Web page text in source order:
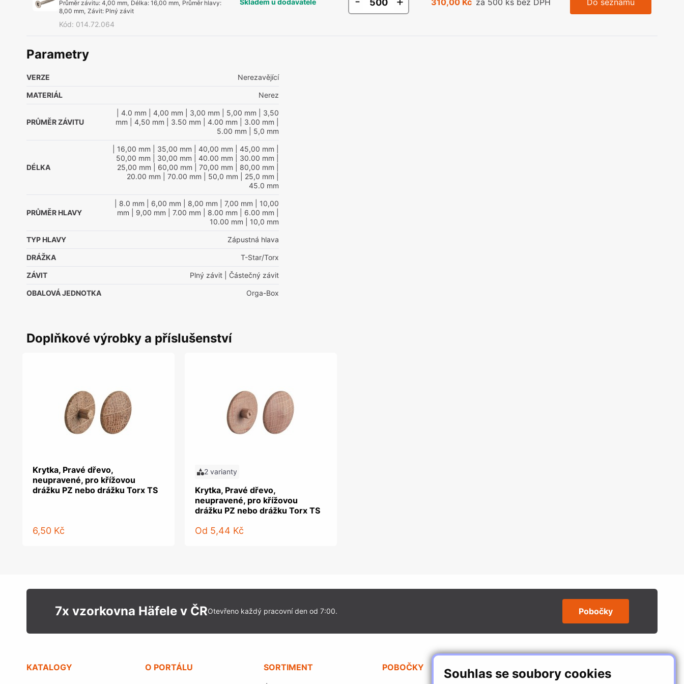
Souhlas se soubory cookies
Průměr závitu:4,00 mm, Délka:16,00 mm, Průměr hlavy:
8,00 mm, Závit: Plný závit
Kód: 014.72.064
Skladem u dodavatele 310,00 Kč za 500 ks bez DPH Do seznamu
Parametry
VERZE Nerezavějící
MATERIÁL Nerez
PRŮMĚR ZÁVITU
| 4.0 mm | 4,00 mm | 3,00 mm | 5,00 mm | 3,50
mm | 4,50 mm | 3.50 mm | 4.00 mm | 3.00 mm
5.00 mm | 5,0 mm
DÉLKA
| 16,00 mm | 35,00 mm | 40,00 mm | 45,00 mm
50,00 mm | 30,00 mm | 40.00 mm | 30.00 mm
25,00 mm | 60,00 mm | 70,00 mm | 80,00 mm
20.00 mm | 70.00 mm | 50,0 mm | 25,0 mm
45.0 mm
PRŮMĚR HLAVY
| 8.0 mm | 6,00 mm | 8,00 mm | 7,00 mm | 10,00
mm | 9,00 mm | 7.00 mm | 8.00 mm | 6.00 mm
10.00 mm | 10,0 mm
TYP HLAVY Zápustná hlava
DRÁŽKA T-Star/Torx
ZÁVIT Plný závit | Částečný závit
OBALOVÁ JEDNOTKA Orga-Box
Doplňkové výrobky a příslušenství
Krytka, Pravé dřevo,
neupravené, pro křížovou
drážku PZ nebo drážku Torx TS
6,50 Kč
2 varianty
Krytka, Pravé dřevo,
neupravené, pro křížovou
drážku PZ nebo drážku Torx TS
Od 5,44 Kč
7x vzorkovna Häfele v ČROtevřeno každý pracovní den od 7:00. Pobočky
KATALOGY O PORTÁLU SORTIMENT POBOČKY SLEDUJTE NÁS